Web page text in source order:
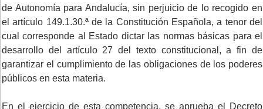
de Autonomía para Andalucía, sin perjuicio de lo recogido en
el artículo 149.1.30.ª de la Constitución Española, a tenor del
cual corresponde al Estado dictar las normas básicas para el
desarrollo del artículo 27 del texto constitucional, a fin de
garantizar el cumplimiento de las obligaciones de los poderes
públicos en esta materia.
En el ejercicio de esta competencia, se aprueba el Decreto